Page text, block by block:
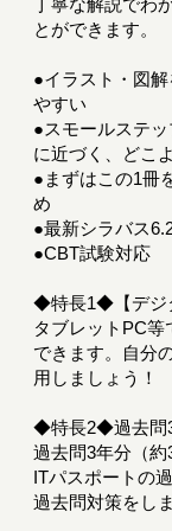
丁寧な解説でわ
とができます。
●イラスト・図
やすい
●スモールステ
に近づく、どこ
●まずはこの1冊
め
●最新シラバス
●CBT試験対応
◆特長1◆【デジ
タブレットPC等
できます。自分
用しましょう！
◆特長2◆過去問3
過去問3年分（約
ITパスポートの
過去問対策をし